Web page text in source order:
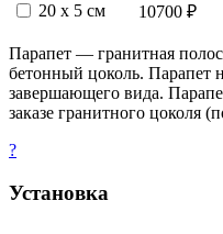
20 x 5 см
10700 ₽
Парапет — гранитная
бетонный цоколь. Парапет
завершающего вида.
заказе гранитного цоколя
?
Установка